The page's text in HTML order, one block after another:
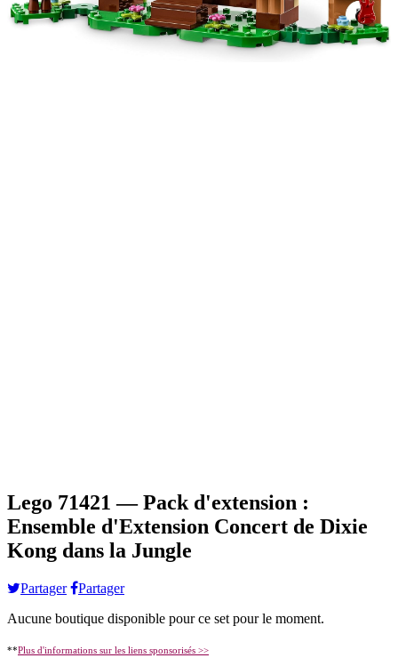
Lego 71421 — Pack d'extension :
Ensemble d'Extension Concert de Dixie
Kong dans la Jungle
Partager
Partager
Aucune boutique disponible pour ce set pour le moment.
**Plus d'informations sur les liens sponsorisés >>